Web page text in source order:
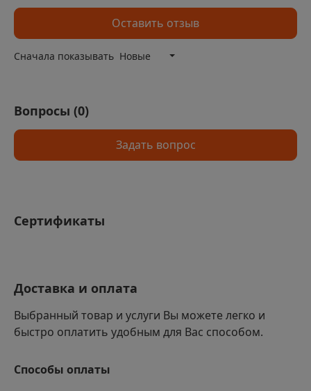
Оставить отзыв
Сначала показывать Новые
Вопросы (0)
Задать вопрос
Сертификаты
Доставка и оплата
Выбранный товар и услуги Вы можете легко и
быстро оплатить удобным для Вас способом.
Способы оплаты